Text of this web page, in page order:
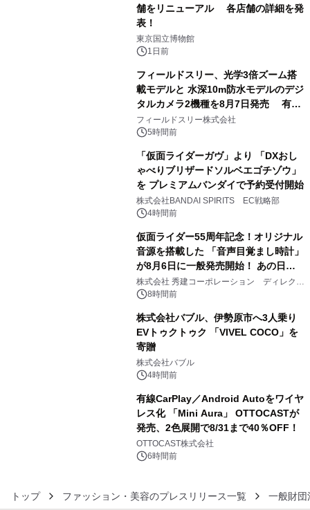
舗をリニューアル 各店舗の詳細を発
表！
東京国立博物館
1日前
フィールドスリー、光学3倍ズーム搭
載モデルと 水深10m防水モデルのデジ
タルカメラ2機種を8月7日発売 有効
約1300万画素、用途別に選べるコンデ
ジ新登場
フィールドスリー株式会社
5時間前
「仮面ライダーガヴ」より 「DXおし
ゃべりブリザードソルベエゴチゾウ」
を プレミアムバンダイで予約受付開始
株式会社BANDAI SPIRITS EC戦略部
4時間前
仮面ライダー55周年記念！オリジナル
音源を搭載した 「音声目覚まし時計」
が8月6日に一般発売開始！ あの日の
大興奮が今甦る
株式会社 秀建コーポレーション ディレクト
アートギャラリー
8時間前
株式会社バブル、伊勢原市へ3人乗り
EVトゥクトゥク 「VIVEL COCO」を
寄贈
株式会社バブル
4時間前
有線CarPlay／Android Autoをワイヤ
レス化 「Mini Aura」 OTTOCASTが
発売、2色展開で8/31まで40％OFF！
OTTOCAST株式会社
6時間前
トップ ファッション・美容のプレスリリース一覧 一般財団